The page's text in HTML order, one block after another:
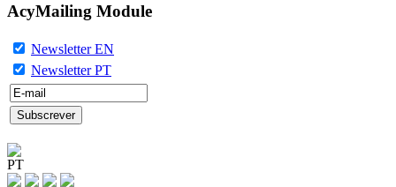
AcyMailing Module
Newsletter EN
Newsletter PT
PT